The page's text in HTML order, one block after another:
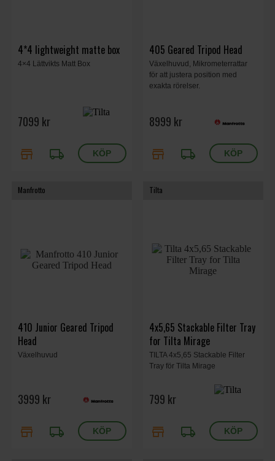
4*4 lightweight matte box
4×4 Lättvikts Matt Box
7099 kr
store local_shipping
405 Geared Tripod Head
Växelhuvud, Mikrometerrattar
för att justera position med
exakta rörelser.
8999 kr
store local_shipping
Manfrotto
410 Junior Geared Tripod
Head
Växelhuvud
3999 kr
store local_shipping
Tilta
4x5,65 Stackable Filter Tray
for Tilta Mirage
TILTA 4x5,65 Stackable Filter
Tray för Tilta Mirage
799 kr
store local_shipping